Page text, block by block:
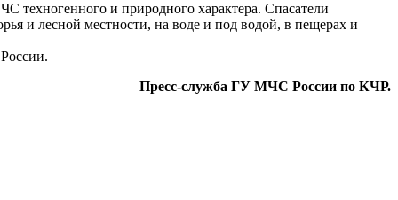
техногенного и природного характера. Спасатели
и лесной местности, на воде и под водой, в пещерах и
Пресс-служба ГУ МЧС России по КЧР.